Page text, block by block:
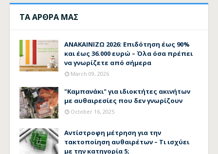
ΤΑ ΑΡΘΡΑ ΜΑΣ
ΑΝΑΚΑΙΝΙΖΩ 2026: Επιδότηση έως 90%
και έως 36.000 ευρώ – Όλα όσα πρέπει
να γνωρίζετε από σήμερα
March 09, 2026
"Καμπανάκι" για ιδιοκτήτες ακινήτων
με αυθαιρεσίες που δεν γνωρίζουν
October 16, 2025
Αντίστροφη μέτρηση για την
τακτοποίηση αυθαιρέτων – Τι ισχύει
με την κατηγορία 5;